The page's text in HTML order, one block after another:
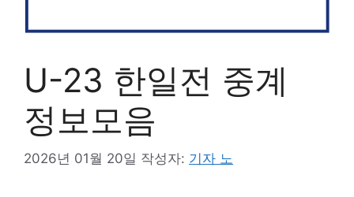
U-23 한일전 중계
정보모음
2026년 01월 20일 작성자: 기자 노